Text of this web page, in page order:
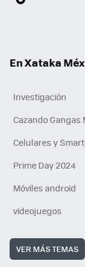
En Xataka
Investigación
Cazando Gangas
Celulares y
Prime Day 2024
Móviles android
videojuegos
VER MÁS TEMAS